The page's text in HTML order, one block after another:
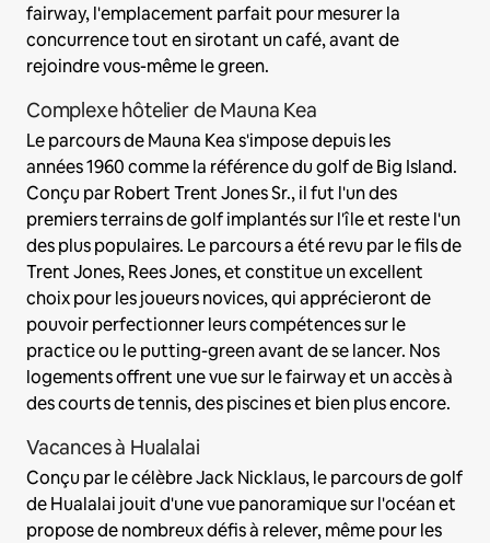
fairway, l'emplacement parfait pour mesurer la
concurrence tout en sirotant un café, avant de
rejoindre vous-même le green.
Complexe hôtelier de Mauna Kea
Le parcours de Mauna Kea s'impose depuis les
années 1960 comme la référence du golf de Big Island.
Conçu par Robert Trent Jones Sr., il fut l'un des
premiers terrains de golf implantés sur l'île et reste l'un
des plus populaires. Le parcours a été revu par le fils de
Trent Jones, Rees Jones, et constitue un excellent
choix pour les joueurs novices, qui apprécieront de
pouvoir perfectionner leurs compétences sur le
practice ou le putting-green avant de se lancer. Nos
logements offrent une vue sur le fairway et un accès à
des courts de tennis, des piscines et bien plus encore.
Vacances à Hualalai
Conçu par le célèbre Jack Nicklaus, le parcours de golf
de Hualalai jouit d'une vue panoramique sur l'océan et
propose de nombreux défis à relever, même pour les